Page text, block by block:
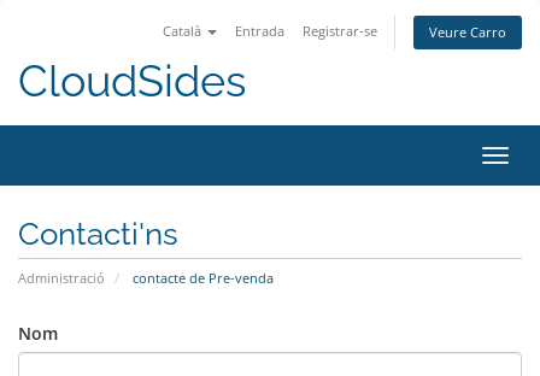
Català Entrada Registrar-se Veure Carro
CloudSides
la
Contacti'ns
Administració contacte de Pre-venda
Nom